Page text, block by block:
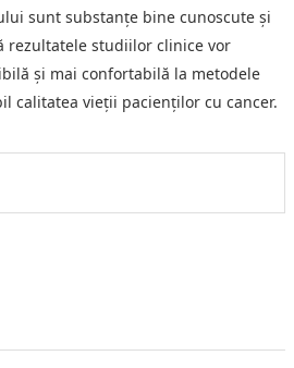
sunt substanţe bine cunoscute şi
rezultatele studiilor clinice vor
şi mai confortabilă la metodele
calitatea vieţii pacienţilor cu cancer.